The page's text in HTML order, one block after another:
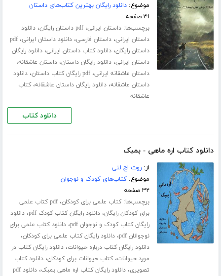
موضوع:دانلود رایگان بهترین کتاب‌های داستان
۳۱ صفحه
برچسب‌ها:داستان ایرانی،pdf داستان رایگان ،دانلود
داستان ایرانی،داستان فارسی،دانلود داستان ایرانی،pdf
داستان رایگان،دانلود کتاب داستان ایرانی،دانلود رایگان
داستان ایرانی،دانلود رایگان داستان،داستان عاشقانه،
داستان عاشقانه ایرانی،pdf رایگان کتاب داستان ،دانلود
داستان عاشقانه،دانلود رایگان داستان عاشقانه،کتاب
عاشقانه
دانلود کتاب
دانلود کتاب اره ماهی - بمبک
از:روت اچ لنی
موضوع:کتاب‌های کودک و نوجوان
۳۲ صفحه
برچسب‌ها:کتاب علمی برای کودکان،
pdf کتاب علمی
برای کودکان رایگان،دانلود رایگان کتاب کودک pdf ،دانلود
رایگان کتاب کودک و نوجوان pdf
،دانلود کتاب علمی برای
نوجوانان pdf
،دانلود رایگان کتاب علمی برای کودکان،
دانلود رایگان کتاب درباره حیوانات،دانلود رایگان کتاب در
مورد حیوانات،کتاب حیوانات برای کودکان،دانلود کتاب
تصویری،دانلود رایگان کتاب اره ماهی بمبک،
دانلود pdf